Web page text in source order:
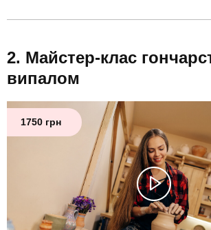
Майстер-клас
випалом
1750 грн